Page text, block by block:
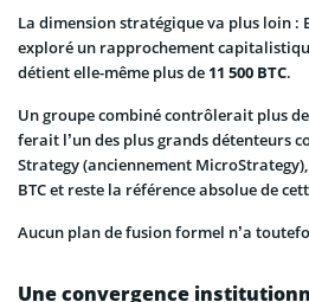
La dimension stratégique va plus loin :
exploré un rapprochement
détient elle-même plus de 11 500 BTC.
Un groupe combiné contrôlerait plus de
ferait l’un des plus grands détenteurs
Strategy (anciennement
BTC et reste la référence absolue de
Aucun plan de fusion formel n’a
Une convergence